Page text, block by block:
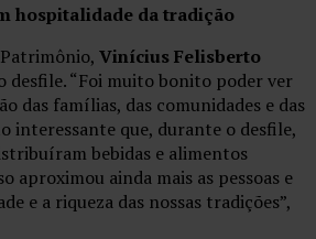
hospitalidade da tradição
Vinícius Felisberto
desfile. “Foi muito bonito poder ver
das famílias, das comunidades e das
interessante que, durante o desfile,
bebidas e alimentos
aproximou ainda mais as pessoas e
e a riqueza das nossas tradições”,